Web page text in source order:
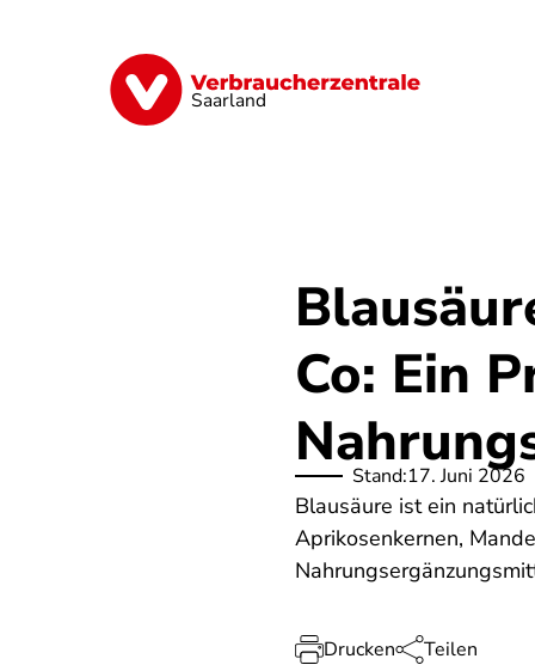
Saarland
Digitales Energie Finanzen
Co: Ein
Stand:17. Juni 2026
Blausäure ist ein
Aprikosenkernen,
Drucken Teilen